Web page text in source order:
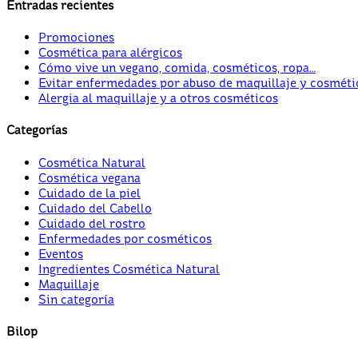
Entradas recientes
Promociones
Cosmética para alérgicos
Cómo vive un vegano, comida, cosméticos, ropa…
Evitar enfermedades por abuso de maquillaje y
Alergia al maquillaje y a otros cosméticos
Categorías
Cosmética Natural
Cosmética vegana
Cuidado de la piel
Cuidado del Cabello
Cuidado del rostro
Enfermedades por cosméticos
Eventos
Ingredientes Cosmética Natural
Maquillaje
Sin categoría
Bilop